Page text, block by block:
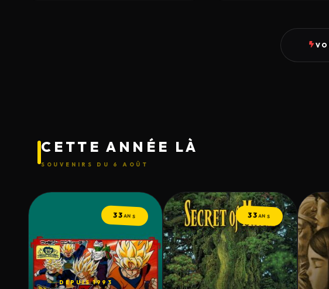
CETTE ANNÉE LÀ
SOUVENIRS DU 6 AOÛT
33ANS
DEPUIS 1993
33ANS